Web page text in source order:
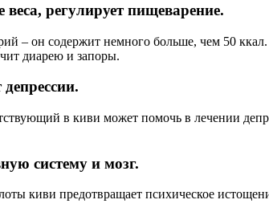
веса, регулирует пищеварение.
– он содержит немного больше, чем 50
диарею и запоры.
в киви может помочь в лечении
систему и мозг.
киви предотвращает психическое